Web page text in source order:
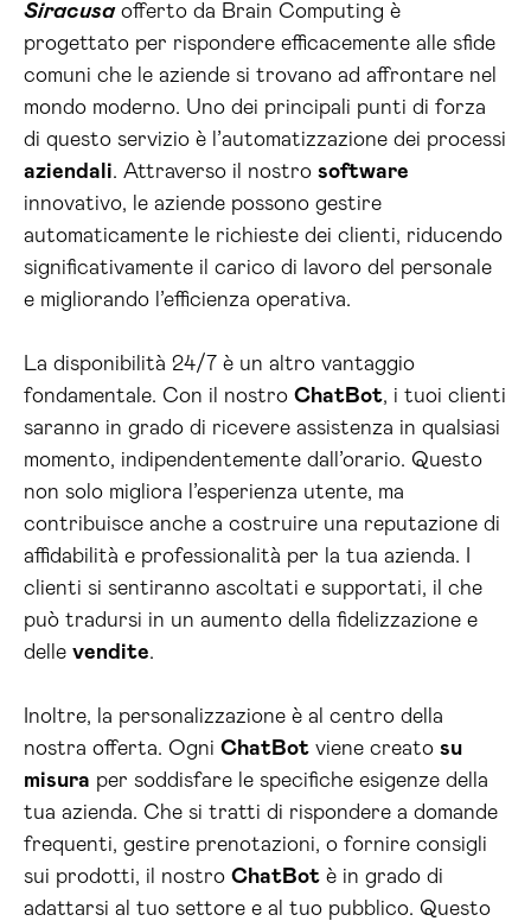
Siracusaofferto da Brain Computing è
progettato per rispondere efficacemente alle sfide
comuni che le aziende si trovano ad affrontare nel
mondo moderno. Uno dei principali punti di forza
di questo servizio è l’automatizzazione dei processi
aziendali. Attraverso il nostro software
innovativo, le aziende possono gestire
automaticamente le richieste dei clienti, riducendo
significativamente il carico di lavoro del personale
e migliorando l’efficienza operativa.
La disponibilità 24/7 è un altro vantaggio
fondamentale. Con il nostro ChatBot, i tuoi clienti
saranno in grado di ricevere assistenza in qualsiasi
momento, indipendentemente dall’orario. Questo
non solo migliora l’esperienza utente, ma
contribuisce anche a costruire una reputazione di
affidabilità e professionalità per la tua azienda. I
clienti si sentiranno ascoltati e supportati, il che
può tradursi in un aumento della fidelizzazione e
delle vendite.
Inoltre, la personalizzazione è al centro della
nostra offerta. Ogni ChatBot viene creato su
misura per soddisfare le specifiche esigenze della
tua azienda. Che si tratti di rispondere a domande
frequenti, gestire prenotazioni, o fornire consigli
sui prodotti, il nostro ChatBot è in grado di
adattarsi al tuo settore e al tuo pubblico. Questo